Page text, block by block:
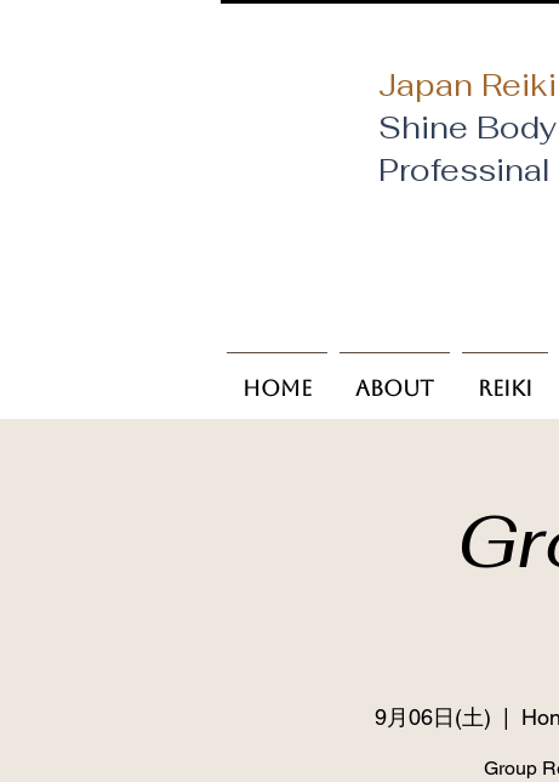
Japan
Shine
Home About Reiki
9月06日(土)
Group